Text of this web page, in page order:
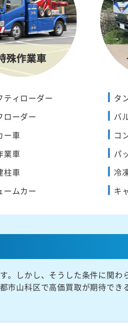
ティローダー
ローダー
ー車
業車
柱車
ームカー
タ
バ
コ
パ
冷
キ
。しかし、そうした条件に関わ
市山科区で高価買取が期待でき